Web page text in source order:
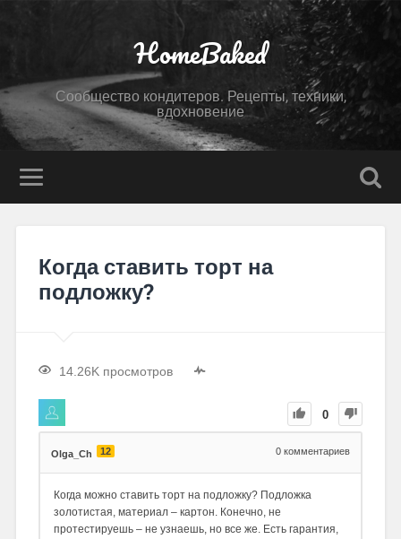
HomeBaked
Сообщество кондитеров. Рецепты, техники,
вдохновение
Когда ставить торт на
подложку?
14.26K просмотров
0
Olga_Ch 12 0 комментариев
Когда можно ставить торт на подложку? Подложка
золотистая, материал – картон. Конечно, не
протестируешь – не узнаешь, но все же. Есть гарантия,